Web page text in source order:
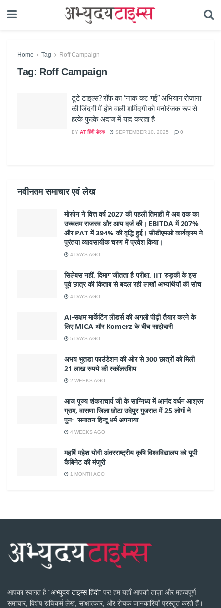
Home Tag Roff Campaign
Tag: Roff Campaign
टूटे टाइल्स? रॉफ का “नाक कट गई” अभियान रोजाना
की जिंदगी में होने वाली शर्मिंदगी को मनोरंजक रूप से
हल्के फुल्के अंदाज में याद कराता है
BY AT हिंदी डेस्क SEPTEMBER 10, 2025 0
नवीनतम समाचार एवं लेख
मोरपेन ने वित्त वर्ष 2027 की पहली तिमाही में अब तक का
उच्चतम राजस्व और आय दर्ज की। EBITDA में 207%
और PAT में 394% की वृद्धि हुई। सीडीएमओ कार्यक्रम ने
पुरंतया व्यावसायीक चरण में प्रवेश किया।
4 DAYS AGO
सिलेबस नहीं, दिमाग जीतता है परीक्षा, IIT रुड़की के इस
पूर्व छात्र की किताब से बदल रही लाखों अभ्यर्थियों की सोच
4 DAYS AGO
AI-सक्षम मार्केटिंग लीडर्स की अगली पीढ़ी तैयार करने के
लिए MICA और Komerz के बीच साझेदारी
5 DAYS AGO
अभय भुतडा फाउंडेशन की ओर से 300 छात्रों को मिली
21 लाख रुपये की स्कॉलरशिप
2 WEEKS AGO
आज पूज्य शंकराचार्य जी के सान्निध्य में आनंद वर्धन आश्रम
ग्राम, वासणा जिला छोटा उदेपुर गुजरात में 25 लोगों ने
पुनः सनातन हिन्दू धर्म अपनाया
4 WEEKS AGO
महर्षि महेश योगी अंतरराष्ट्रीय कृषि विश्वविद्यालय को यूपी
कैबिनेट की मंजूरी
1 MONTH AGO
आपका स्वागत है “अभ्युदय टाइम्स हिंदी” पर! हम यहाँ आपको ताज़ा और महत्वपूर्ण
समाचार, विशेष रुचिकर्म लेख, साक्षात्कार, और रोचक जानकारियाँ प्रस्तुत करते हैं।